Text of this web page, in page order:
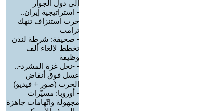
إلى دول الجوار
- استراتيجية إيران..
حرب استنزاف تنهك
ترامب
- صحيفة: شرطة لندن
تخطط لإلغاء ألف
وظيفة
- -نحل غزة المشرد-..
عسل فوق أنقاض
الحرب (صور + فيديو)
- أوروبا: مسيّرات
مجهولة واتّهامات جاهزة